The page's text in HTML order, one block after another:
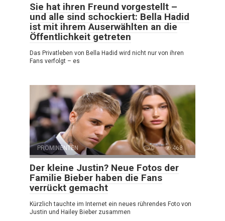
Sie hat ihren Freund vorgestellt –
und alle sind schockiert: Bella Hadid
ist mit ihrem Auserwählten an die
Öffentlichkeit getreten
Das Privatleben von Bella Hadid wird nicht nur von ihren
Fans verfolgt – es
PROMINENTEN 0 468
Der kleine Justin? Neue Fotos der
Familie Bieber haben die Fans
verrückt gemacht
Kürzlich tauchte im Internet ein neues rührendes Foto von
Justin und Hailey Bieber zusammen